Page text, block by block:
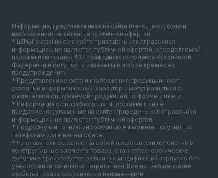
Информация, представленная на сайте (цены, текст, фото и
изображения) не является публичной офертой.
* ЦЕНЫ, указанные на сайте приведены как справочная
информация и не являются публичной офертой, определяемой
положениями статьи 437 Гражданского кодекса Российской
Федерации и могут быть изменены в любое время без
предупреждения.
* Представленное фото и изображения продукции носит
условный информационный характер и могут разниться с
фактической отгружаемой продукцией по форме и цвету.
* Информация о способах оплаты, доставки и иные
предложения, указанные на сайте, приведены как справочная
информация и не являются публичной офертой.
* Подробную и точную информацию вы можете получить по
телефонам или в нашем офисе.
* Изготовитель оставляет за собой право внести изменения в
конструктивные элементы товара, а также технологические
допуски в производстве различных модификаций корпусов без
уведомления конечного потребителя. Все потребительские
свойства товара сохраняются неизменными.